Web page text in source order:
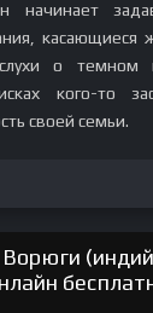
начинает
касающиеся
о
кого-то
своей семьи.